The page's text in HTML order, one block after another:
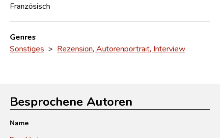
Französisch
Genres
Sonstiges > Rezension, Autorenportrait, Interview
Besprochene Autoren
Name